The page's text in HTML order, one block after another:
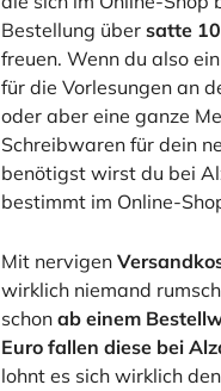
Bestellung über satte
freuen. Wenn du also
für die Vorlesungen an
oder aber eine ganze
Schreibwaren für dein
benötigst wirst du bei
bestimmt im Online-
Mit nervigen
wirklich niemand
schon ab einem
Euro fallen diese bei
lohnt es sich wirklich